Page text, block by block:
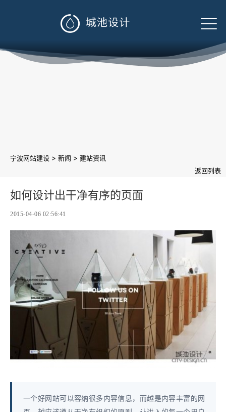

宁波网站建设 > 新闻 > 建站资讯
返回列表
如何设计出干净有序的页面
2015-04-06 02:56:41
一个好网站可以容纳很多内容信息，而越是内容丰富的网